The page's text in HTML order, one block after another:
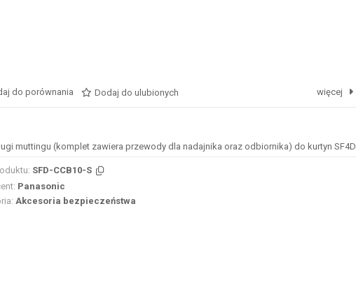
do porównania Dodaj do ulubionych więcej
muttingu (komplet zawiera przewody dla nadajnika oraz odbiornika) do kurtyn SF4D
SFD-CCB10-S
Panasonic
Akcesoria bezpieczeństwa